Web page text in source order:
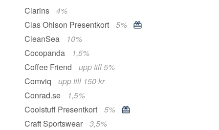
Clarins
4%
Clas Ohlson Presentkort
5%
CleanSea
10%
Cocopanda
1,5%
Coffee Friend
upp till 5%
Comviq
upp till 150 kr
Conrad.se
1,5%
Coolstuff Presentkort
5%
Craft Sportswear
3,5%